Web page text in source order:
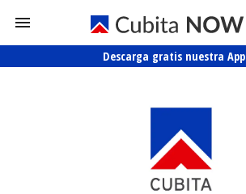
Descarga gratis nuestra App